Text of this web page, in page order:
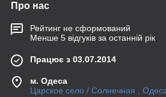
Про нас
Рейтинг не сформований
Менше 5 відгуків за останній рік
Працює з 03.07.2014
м. Одеса
Царское село / Солнечная ,